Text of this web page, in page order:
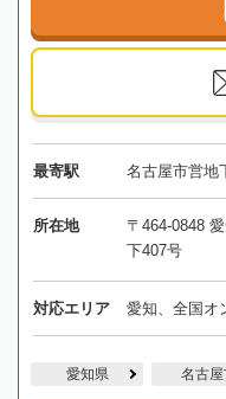
最寄駅 名古屋市営地
所在地
〒464-0848
下407号
対応エリア 愛知、全国オ
愛知県 名古